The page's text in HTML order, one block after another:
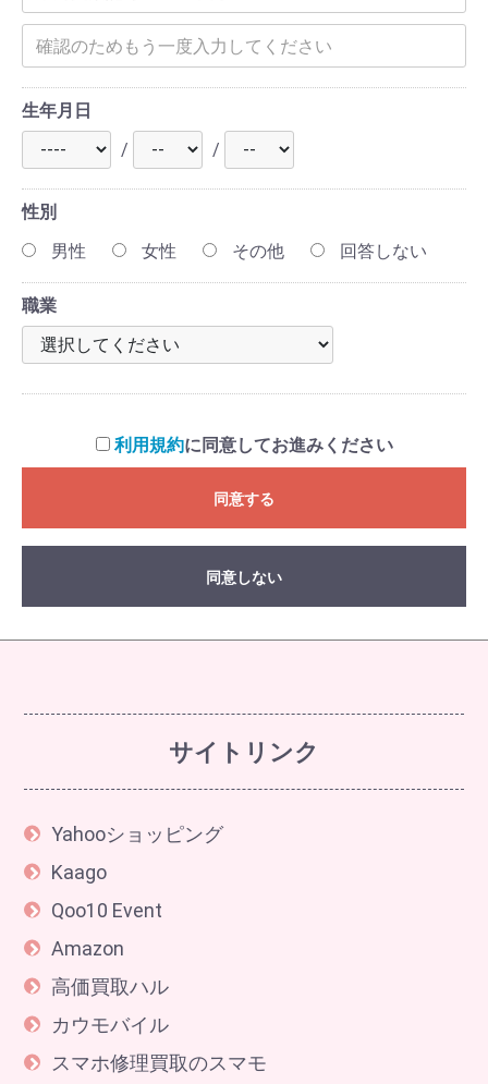
生年月日
/
/
性別
男性
女性 その他 回答しない
職業
利用規約に同意してお進みください
同意する
同意しない
サイトリンク
Yahooショッピング
Kaago
Qoo10 Event
Amazon
高価買取ハル
カウモバイル
スマホ修理買取のスマモ